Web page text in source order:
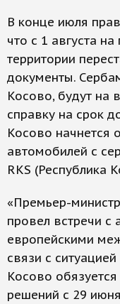
В конце июля
что с 1 августа
территории
документы.
Косово, будут на
справку на срок
Косово начнется
автомобилей с
RKS (Республика
«Премьер-
провел встречи с
европейскими
связи с
Косово
решений с 29